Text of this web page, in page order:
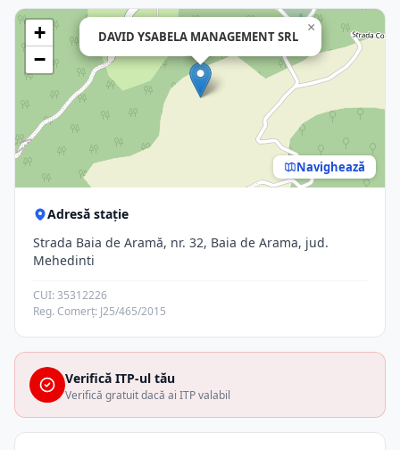
DAVID YSABELA MANAGEMENT SRL
×
+
−
Navighează
Adresă stație
Strada Baia de Aramă, nr. 32, Baia de Arama, jud.
Mehedinti
CUI: 35312226
Reg. Comerț: J25/465/2015
Verifică ITP-ul tău
Verifică gratuit dacă ai ITP valabil